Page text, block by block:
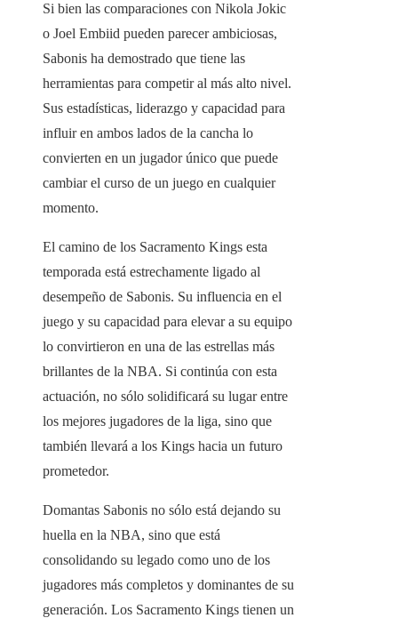
Si bien las comparaciones con Nikola Jokic
o Joel Embiid pueden parecer ambiciosas,
Sabonis ha demostrado que tiene las
herramientas para competir al más alto nivel.
Sus estadísticas, liderazgo y capacidad para
influir en ambos lados de la cancha lo
convierten en un jugador único que puede
cambiar el curso de un juego en cualquier
momento.
El camino de los Sacramento Kings esta
temporada está estrechamente ligado al
desempeño de Sabonis. Su influencia en el
juego y su capacidad para elevar a su equipo
lo convirtieron en una de las estrellas más
brillantes de la NBA. Si continúa con esta
actuación, no sólo solidificará su lugar entre
los mejores jugadores de la liga, sino que
también llevará a los Kings hacia un futuro
prometedor.
Domantas Sabonis no sólo está dejando su
huella en la NBA, sino que está
consolidando su legado como uno de los
jugadores más completos y dominantes de su
generación. Los Sacramento Kings tienen un